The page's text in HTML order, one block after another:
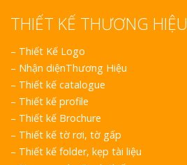
THIẾT KẾ THƯƠNG HIỆU
– Thiết Kế Logo
– Nhận diệnThương Hiệu
– Thiết kế catalogue
– Thiết kế profile
– Thiết kế Brochure
– Thiết kế tờ rơi, tờ gấp
– Thiết kế folder, kẹp tài liệu